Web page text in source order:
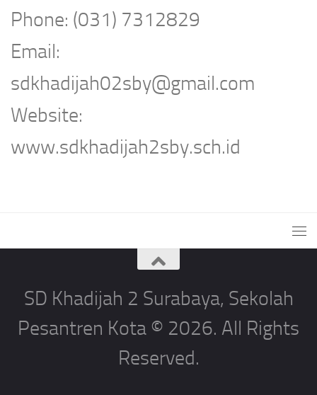
Phone: (031) 7312829
Email:
sdkhadijah02sby@gmail.com
Website:
www.sdkhadijah2sby.sch.id
SD Khadijah 2 Surabaya, Sekolah
Pesantren Kota © 2026. All Rights
Reserved.